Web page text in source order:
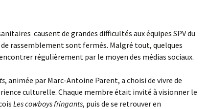
causent de grandes difficultés aux équipes SPV du
rassemblement sont fermés. Malgré tout, quelques
régulièrement par le moyen des médias sociaux.
, animée par Marc-Antoine Parent, a choisi de vivre de
culturelle. Chaque membre était invité à visionner le
Les cowboys fringants, puis de se retrouver en